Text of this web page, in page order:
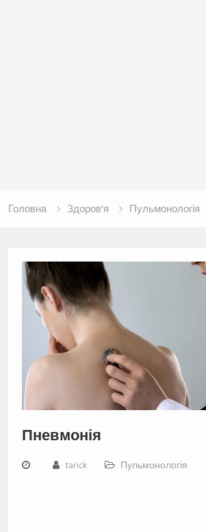
Головна Здоров'я Пульмонологія
Пневмонія
tarick Пульмонологія